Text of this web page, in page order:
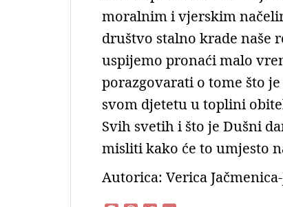
moralnim i vjerskim
društvo stalno krade naše
uspijemo pronaći malo
porazgovarati o tome što
svom djetetu u toplini
Svih svetih i što je Dušni
misliti kako će to umjesto
Autorica: Verica